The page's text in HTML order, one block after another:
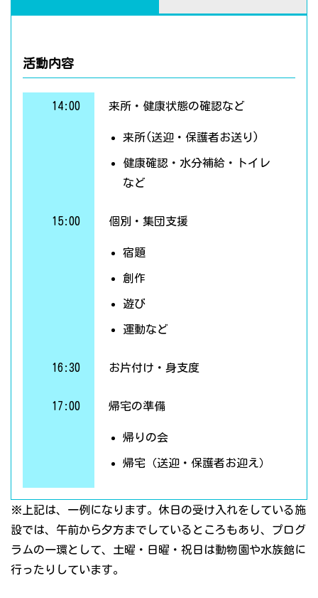
活動内容
14:00 来所・健康状態の確認など
来所(送迎・保護者お送り)
健康確認・水分補給・トイレ
など
15:00 個別・集団支援
宿題
創作
遊び
運動など
16:30 お片付け・身支度
17:00 帰宅の準備
帰りの会
帰宅（送迎・保護者お迎え）
※上記は、一例になります。休日の受け入れをしている施
設では、午前から夕方までしているところもあり、プログ
ラムの一環として、土曜・日曜・祝日は動物園や水族館に
行ったりしています。